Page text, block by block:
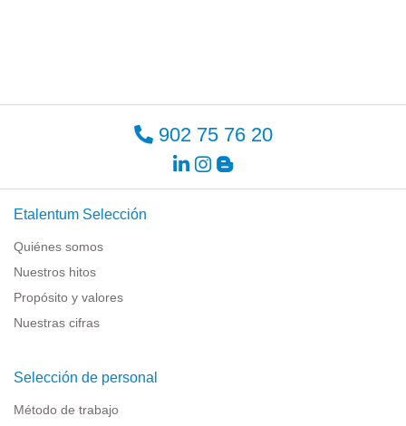
902 75 76 20
Etalentum Selección
Quiénes somos
Nuestros hitos
Propósito y valores
Nuestras cifras
Selección de personal
Método de trabajo